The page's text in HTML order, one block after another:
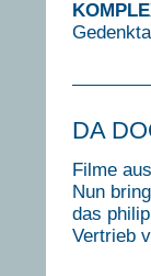
DA
Filme
Nun
das
Vertrieb